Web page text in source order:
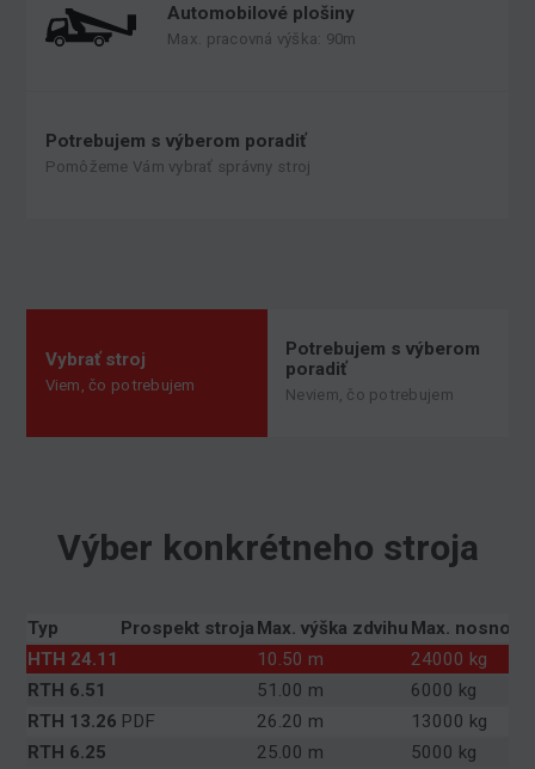
Automobilové plošiny
Max. pracovná výška: 90m
Potrebujem s výberom poradiť
Pomôžeme Vám vybrať správny stroj
Vybrať stroj
Viem, čo potrebujem
Potrebujem s výberom
poradiť
Neviem, čo potrebujem
Výber konkrétneho stroja
Typ Prospekt stroja Max. výška zdvihu Max. nosnosť
HTH 24.11
10.50 m 24000 kg
RTH 6.51
51.00 m 6000 kg
RTH 13.26 PDF 26.20 m 13000 kg
RTH 6.25
25.00 m 5000 kg